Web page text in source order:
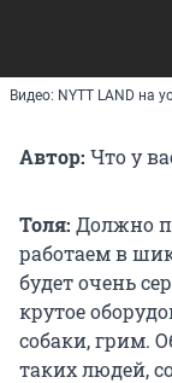
Видео: NYTT LAND на
Автор: Что у
Толя: Должно
работаем в
будет очень
крутое
собаки, грим.
таких людей,